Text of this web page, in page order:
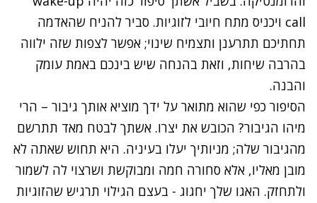
call ויכניס מתח חיובי לזוגיות. סביר להניח שהאדמה
תחתיכם תתרענן ותצמיח שינוי; אפשר לצפות שזה ילווה
בהרבה שיחות, וזאת בהנחה שיש בינכם באמת עומק
והבנה.
הסיפור כפי שהוא מתואר על ידך מוציא אותך גיבור – הרי
מיהו הגיבור? הכובש את יצרו. אשתך לבטח מאד תתרשם
מהגיבור שלה; מניותיך יעלו בעיניה. היא תחוש שאתה לא
מובן מאליו, אלא סחורה חמה ומבוקשת ושרצוי לה לשמור
ולתחזק. האגו שלך יחגוג - בעצם הגילוי תרגיש שהזוגיות